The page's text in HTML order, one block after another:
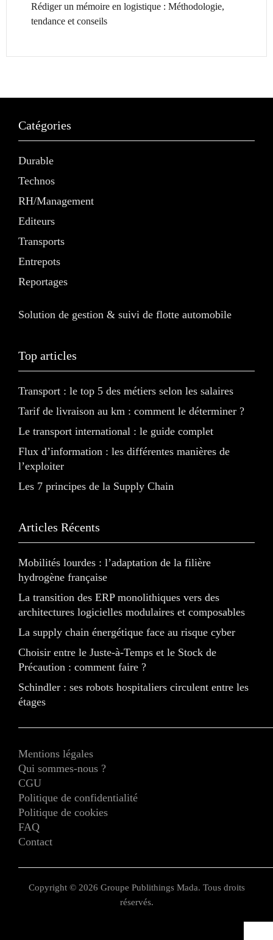
Rédiger un mémoire en logistique : Méthodologie,
tendance et conseils
Catégories
Durable
Technos
RH/Management
Editeurs
Transports
Entrepots
Reportages
Solution de gestion & suivi de flotte automobile
Top articles
Transport : le top 5 des métiers selon les salaires
Tarif de livraison au km : comment le déterminer ?
Le transport international : le guide complet
Flux d’information : les différentes manières de
l’exploiter
Les 7 principes de la Supply Chain
Articles Récents
Mobilités lourdes : l’adaptation de la filière
hydrogène française
La transition des ERP monolithiques vers des
architectures logicielles modulaires et composables
La supply chain énergétique face au risque cyber
Choisir entre le Juste-à-Temps et le Stock de
Précaution : comment faire ?
Schindler : ses robots hospitaliers circulent entre les
étages
Mentions légales
Qui sommes-nous ?
CGU
Politique de confidentialité
Politique de cookies
FAQ
Contact
Copyright © 2026 Groupe Publithings Mada. Tous droits
réservés.